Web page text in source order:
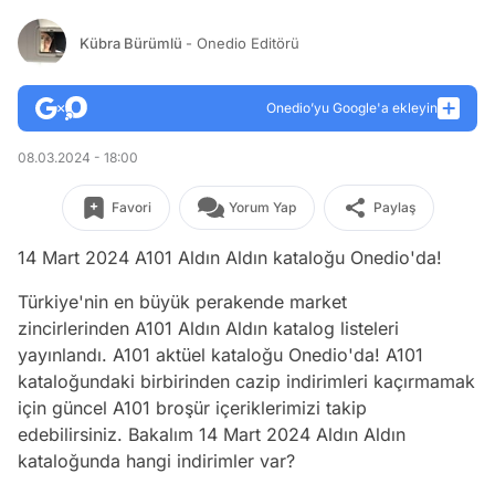
Kübra Bürümlü - Onedio Editörü
Onedio’yu Google'a ekleyin
08.03.2024 - 18:00
Favori Yorum Yap Paylaş
14 Mart 2024 A101 Aldın Aldın kataloğu Onedio'da!
Türkiye'nin en büyük perakende market
zincirlerinden A101 Aldın Aldın katalog listeleri
yayınlandı. A101 aktüel kataloğu Onedio'da! A101
kataloğundaki birbirinden cazip indirimleri kaçırmamak
için güncel A101 broşür içeriklerimizi takip
edebilirsiniz. Bakalım 14 Mart 2024 Aldın Aldın
kataloğunda hangi indirimler var?